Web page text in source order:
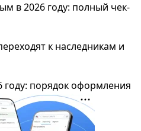
в 2026 году: полный чек-
к наследникам и
году: порядок оформления